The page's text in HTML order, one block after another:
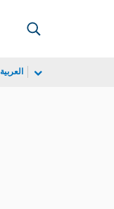
العربية